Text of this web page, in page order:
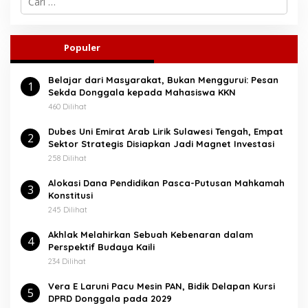
i
n
u
k
Populer
1
Belajar dari Masyarakat, Bukan Menggurui: Pesan
Sekda Donggala kepada Mahasiswa KKN
460 Dilihat
2
Dubes Uni Emirat Arab Lirik Sulawesi Tengah, Empat
Sektor Strategis Disiapkan Jadi Magnet Investasi
258 Dilihat
3
Alokasi Dana Pendidikan Pasca-Putusan Mahkamah
Konstitusi
245 Dilihat
4
Akhlak Melahirkan Sebuah Kebenaran dalam
Perspektif Budaya Kaili
234 Dilihat
5
Vera E Laruni Pacu Mesin PAN, Bidik Delapan Kursi
DPRD Donggala pada 2029